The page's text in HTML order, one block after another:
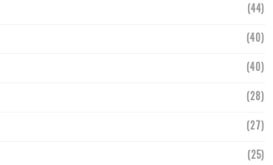
(44)
(40)
(40)
(28)
(27)
(25)